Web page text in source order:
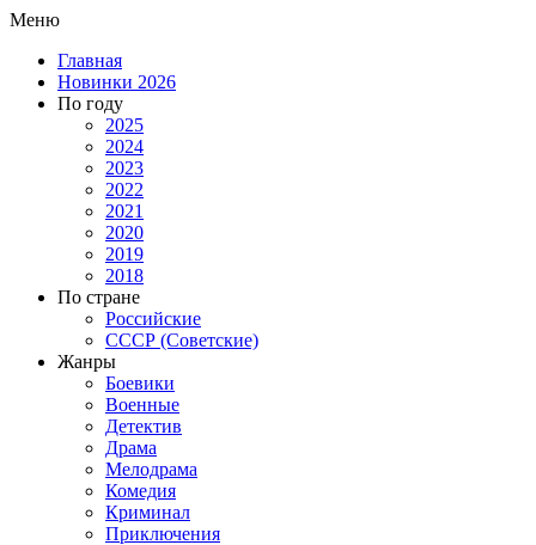
Меню
Главная
Новинки 2026
По году
2025
2024
2023
2022
2021
2020
2019
2018
По стране
Российские
СССР (Советские)
Жанры
Боевики
Военные
Детектив
Драма
Мелодрама
Комедия
Криминал
Приключения